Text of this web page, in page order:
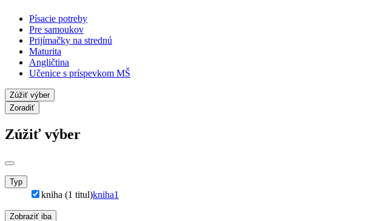
Písacie potreby
Pre samoukov
Prijímačky na strednú
Maturita
Angličtina
Učenice s príspevkom MŠ
Zúžiť výber
Zoradiť
Zúžiť výber
Typ
kniha (1 titul)kniha1
Zobraziť iba